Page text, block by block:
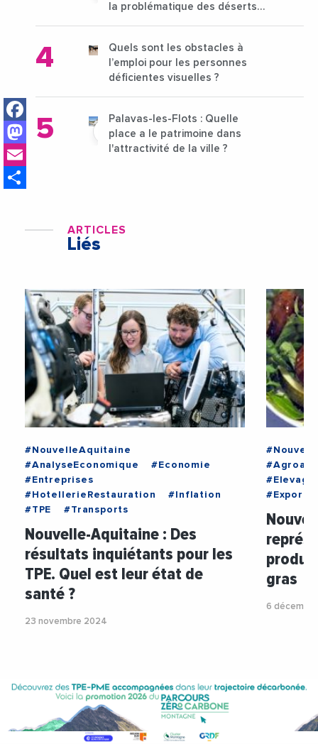
Facebook
Mastodon
la problématique des déserts
Quels sont les obstacles à
l’emploi pour les personnes
déficientes visuelles ?
Palavas-les-Flots : Quelle
place a le patrimoine dans
l'attractivité de la ville ?
ARTICLES
Liés
#NouvelleAquitaine
#AnalyseEconomique
#Economie
#Entreprises
#HotellerieRestauration
#Inflation
#TPE
#Transports
Nouvelle-Aquitaine : Des
résultats inquiétants pour les
TPE. Quel est leur état de
santé ?
23 novembre 2024
#Elevage
gras
6